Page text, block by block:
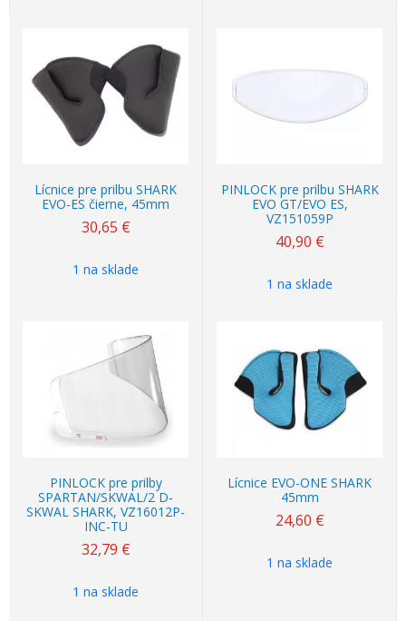
Lícnice pre prilbu SHARK
EVO-ES čierne, 45mm
30,65 €
1 na sklade
PINLOCK pre prilbu SHARK
EVO GT/EVO ES,
VZ151059P
40,90 €
1 na sklade
PINLOCK pre prilby
SPARTAN/SKWAL/2 D-
SKWAL SHARK, VZ16012P-
INC-TU
32,79 €
1 na sklade
Lícnice EVO-ONE SHARK
45mm
24,60 €
1 na sklade